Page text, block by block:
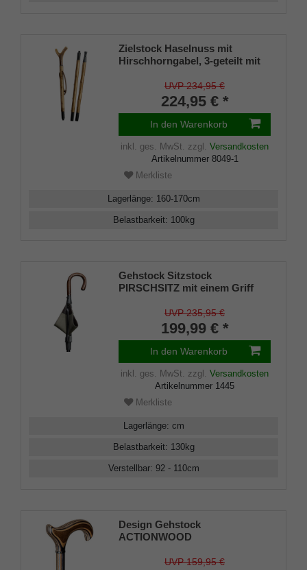
Zielstock Haselnuss mit
Hirschhorngabel, 3-geteilt mit
UVP 234,95 €
224,95 € *
In den Warenkorb
inkl. ges. MwSt. zzgl. Versandkosten
Artikelnummer 8049-1
Merkliste
Lagerlänge: 160-170cm
Belastbarkeit: 100kg
Gehstock Sitzstock
PIRSCHSITZ mit einem Griff
Kastanienholz,Sitzfläche aus
englischem Sattler- Rindsleder
mit Segeltuch unterlegt, Stock
aus eloxiertem Leichtmetall,
höhenverstellbar.
UVP 235,95 €
199,99 € *
In den Warenkorb
inkl. ges. MwSt. zzgl. Versandkosten
Artikelnummer 1445
Merkliste
Lagerlänge: cm
Belastbarkeit: 130kg
Verstellbar: 92 - 110cm
Design Gehstock
ACTIONWOOD
Derbygriff und Stock aus
UVP 159,95 €